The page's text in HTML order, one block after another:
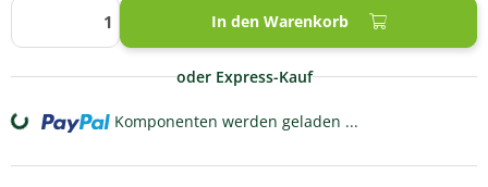
In den Warenkorb
oder Express-Kauf
Loading... Komponenten werden geladen ...